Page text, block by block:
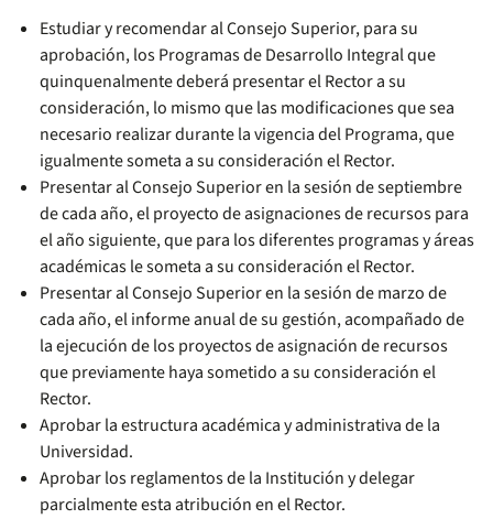
Estudiar y recomendar al Consejo Superior, para su
aprobación, los Programas de Desarrollo Integral que
quinquenalmente deberá presentar el Rector a su
consideración, lo mismo que las modificaciones que sea
necesario realizar durante la vigencia del Programa, que
igualmente someta a su consideración el Rector.
Presentar al Consejo Superior en la sesión de septiembre
de cada año, el proyecto de asignaciones de recursos para
el año siguiente, que para los diferentes programas y áreas
académicas le someta a su consideración el Rector.
Presentar al Consejo Superior en la sesión de marzo de
cada año, el informe anual de su gestión, acompañado de
la ejecución de los proyectos de asignación de recursos
que previamente haya sometido a su consideración el
Rector.
Aprobar la estructura académica y administrativa de la
Universidad.
Aprobar los reglamentos de la Institución y delegar
parcialmente esta atribución en el Rector.